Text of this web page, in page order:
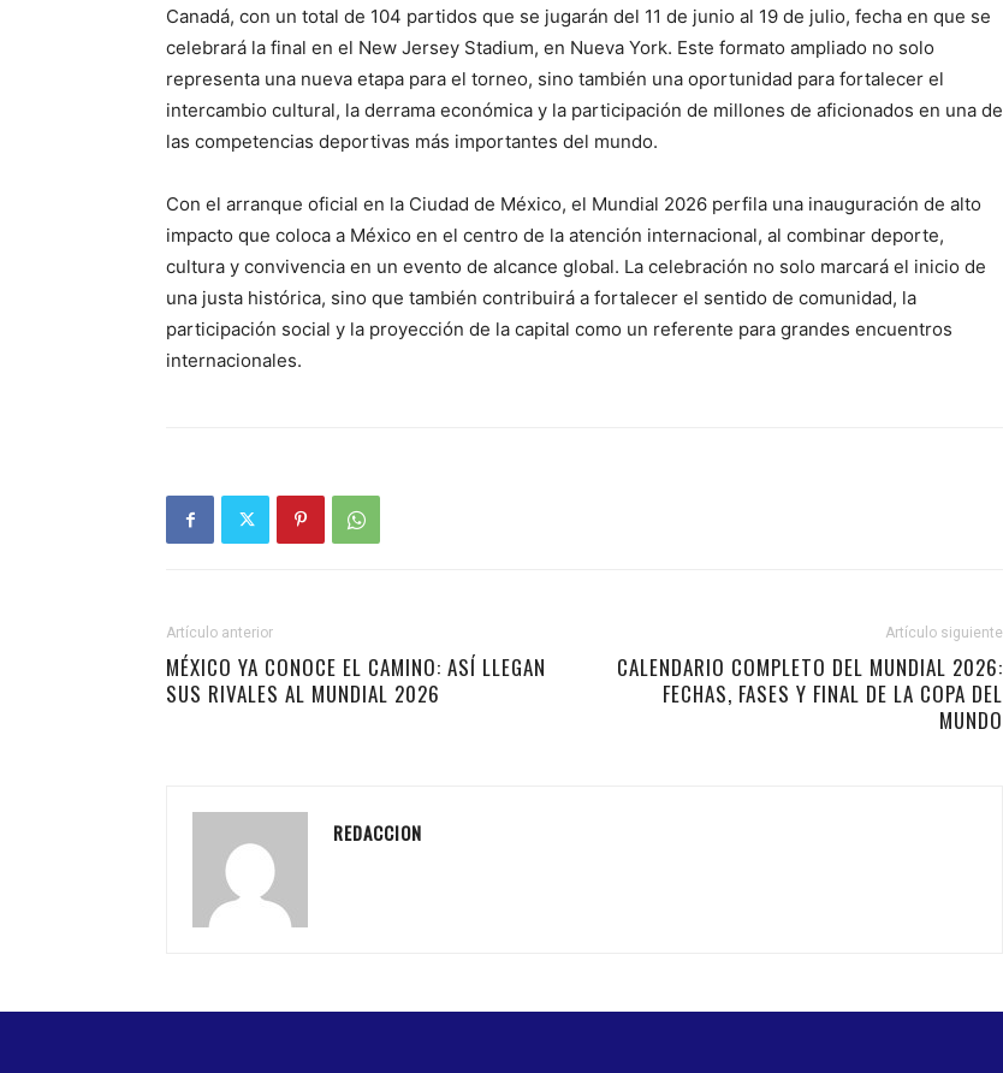
Canadá, con un total de 104 partidos que se jugarán del 11 de junio al 19 de julio, fecha en que se
celebrará la final en el New Jersey Stadium, en Nueva York. Este formato ampliado no solo
representa una nueva etapa para el torneo, sino también una oportunidad para fortalecer el
intercambio cultural, la derrama económica y la participación de millones de aficionados en una de
las competencias deportivas más importantes del mundo.
Con el arranque oficial en la Ciudad de México, el Mundial 2026 perfila una inauguración de alto
impacto que coloca a México en el centro de la atención internacional, al combinar deporte,
cultura y convivencia en un evento de alcance global. La celebración no solo marcará el inicio de
una justa histórica, sino que también contribuirá a fortalecer el sentido de comunidad, la
participación social y la proyección de la capital como un referente para grandes encuentros
internacionales.
Artículo anterior
MÉXICO YA CONOCE EL CAMINO: ASÍ LLEGAN
SUS RIVALES AL MUNDIAL 2026
Artículo siguiente
CALENDARIO COMPLETO DEL MUNDIAL 2026:
FECHAS, FASES Y FINAL DE LA COPA DEL
MUNDO
REDACCION